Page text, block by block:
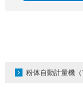
粉体自動計量機（